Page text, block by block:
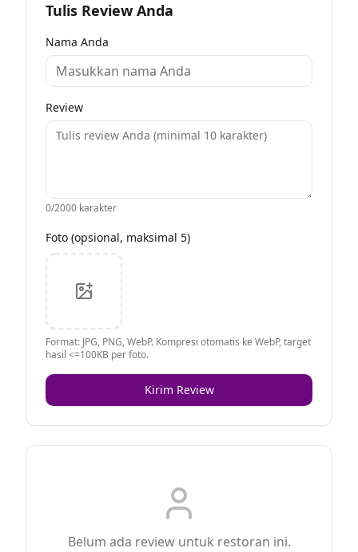
Tulis Review Anda
Nama Anda
Review
0/2000 karakter
Foto (opsional, maksimal 5)
Format: JPG, PNG, WebP. Kompresi otomatis ke WebP, target
hasil <=100KB per foto.
Kirim Review
Belum ada review untuk restoran ini.